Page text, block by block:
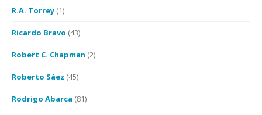
R.A. Torrey (1)
Ricardo Bravo (43)
Robert C. Chapman (2)
Roberto Sáez (45)
Rodrigo Abarca (81)